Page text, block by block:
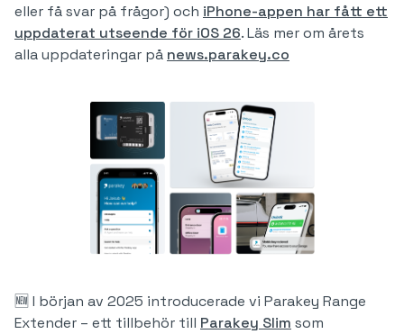
eller få svar på frågor) och ​​ iPhone-appen har fått ett
uppdaterat utseende för iOS 26. Läs mer om årets
alla uppdateringar på news.parakey.co
🆕 I början av 2025 introducerade vi Parakey Range
Extender – ett tillbehör till Parakey Slim som